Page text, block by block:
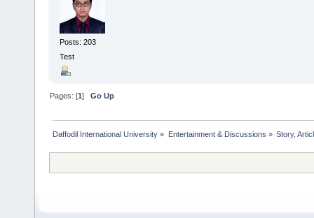
Posts: 203
Test
Pages: [1]Go Up
Daffodil International University » Entertainment & Discussions » Story,